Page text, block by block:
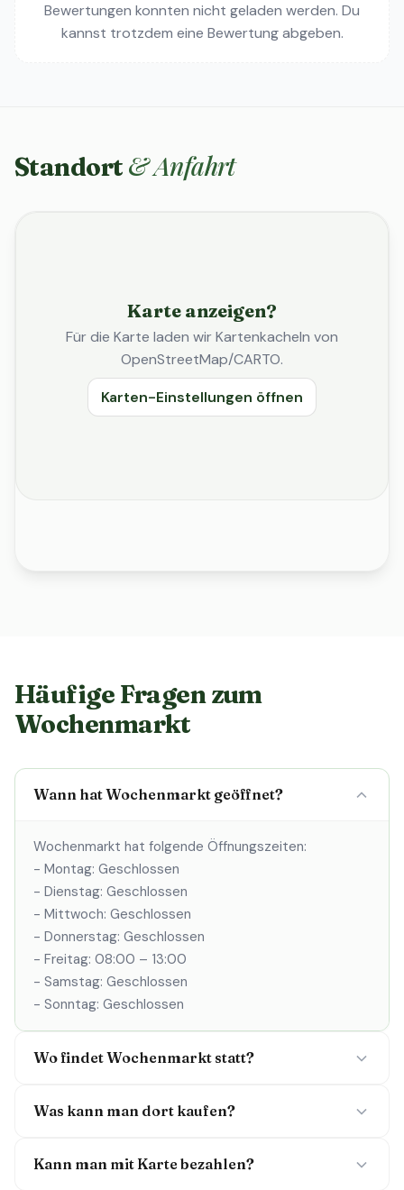
Bewertungen konnten nicht geladen werden. Du
kannst trotzdem eine Bewertung abgeben.
Standort & Anfahrt
Karte anzeigen?
Für die Karte laden wir Kartenkacheln von
OpenStreetMap/CARTO.
Karten-Einstellungen öffnen
Häufige Fragen zum
Wochenmarkt
Wann hat Wochenmarkt geöffnet?
Wochenmarkt hat folgende Öffnungszeiten:
- Montag: Geschlossen
- Dienstag: Geschlossen
- Mittwoch: Geschlossen
- Donnerstag: Geschlossen
- Freitag: 08:00 – 13:00
- Samstag: Geschlossen
- Sonntag: Geschlossen
Wo findet Wochenmarkt statt?
Was kann man dort kaufen?
Kann man mit Karte bezahlen?